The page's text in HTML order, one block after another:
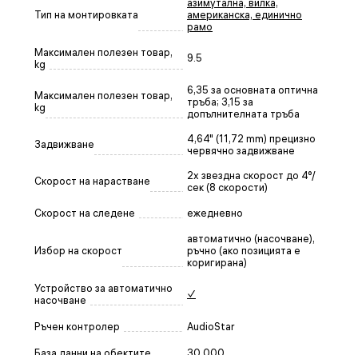
Тип на монтировката
азимутална, вилка,
американска, единично
рамо
Максимален полезен товар,
kg
9.5
Максимален полезен товар,
kg
6,35 за основната оптична
тръба; 3,15 за
допълнителната тръба
Задвижване
4,64" (11,72 mm) прецизно
червячно задвижване
Скорост на нарастване
2х звездна скорост до 4°/
сек (8 скорости)
Скорост на следене ежедневно
Избор на скорост
автоматично (насочване),
ръчно (ако позицията е
коригирана)
Устройство за автоматично
насочване
✓
Ръчен контролер AudioStar